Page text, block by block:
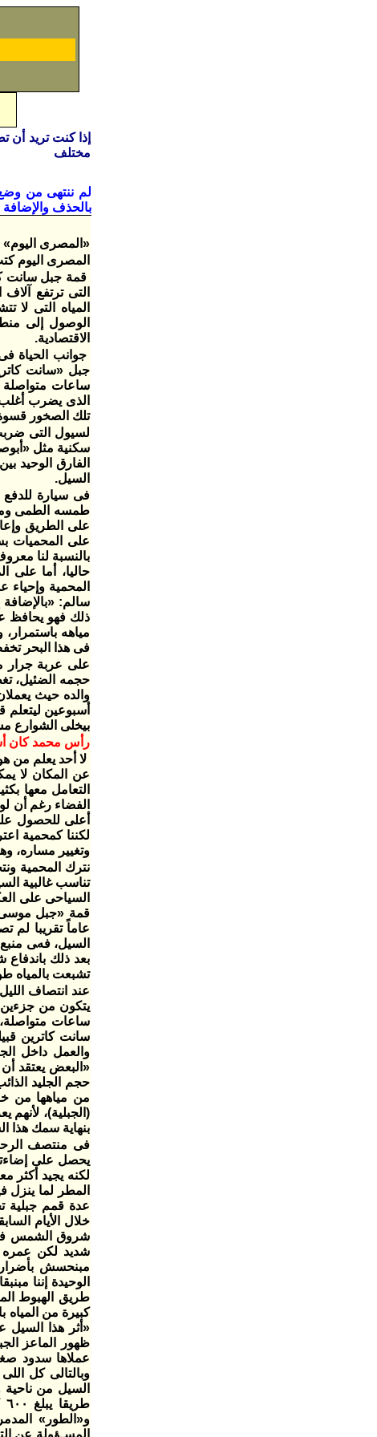
إذا كنت تريد أن
مختلف
لم ننتهى من
بالحذف
«المصرى اليوم»
المصرى اليوم كتب
قمة جبل سانت
التى ترتفع
المياه التى لا
الوصول إلى
الاقتصادية.
جوانب الحياة
ساعات متواصلة
الذى يضرب
تلك الصخور
لسيول التى
سكنية مثل
الفارق الوحيد
السيل.
فى سيارة
على الطريق
على المحميات
بالنسبة لنا
حاليا، أما على
المحمية وإحياء
سالم:
ذلك فهو يحافظ
مياهه
فى هذا البحر
حجمه الضئيل،
والده حيث
أسبوعين ليتعلم
بيخلى الشوارع
رأس محمد كان
لا أحد يعلم من
التعامل معها
الفضاء رغم أن
أعلى للحصول
لكننا كمحمية
وتغيير مساره،
نترك المحمية
تناسب غالبية
عاماً تقريبا لم
السيل، فهى
بعد ذلك
تشبعت بالمياه
ساعات
سانت كاترين
والعمل داخل
«البعض يعتقد
حجم الجليد
(الجبلية)،
بنهاية سمك هذا
فى منتصف
يحصل على
لكنه يجيد أكثر
المطر لما
عدة قمم جبلية
خلال الأيام
شروق الشمس
شديد لكن عمره
مبنحسش بأضرار
الوحيدة إننا
كبيرة من
«أثر هذا السيل
ظهور الماعز
عملاها سدود
وبالتالى كل
السيل من
و«الطور»